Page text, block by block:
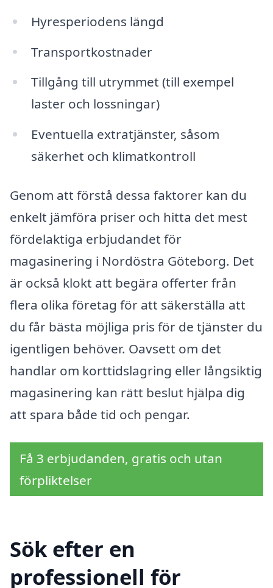
Hyresperiodens längd
Transportkostnader
Tillgång till utrymmet (till exempel
laster och lossningar)
Eventuella extratjänster, såsom
säkerhet och klimatkontroll
Genom att förstå dessa faktorer kan du
enkelt jämföra priser och hitta det mest
fördelaktiga erbjudandet för
magasinering i Nordöstra Göteborg. Det
är också klokt att begära offerter från
flera olika företag för att säkerställa att
du får bästa möjliga pris för de tjänster du
igentligen behöver. Oavsett om det
handlar om korttidslagring eller långsiktig
magasinering kan rätt beslut hjälpa dig
att spara både tid och pengar.
Få 3 erbjudanden, gratis och utan
förpliktelser
Sök efter en
professionell för